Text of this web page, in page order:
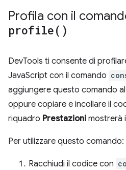
Profila con il
profile( )
DevTools ti consente di
JavaScript con il comando
aggiungere questo comando
oppure copiare e incollare il
riquadro Prestazioni mostrerà
Per utilizzare questo comando:
Racchiudi il codice con